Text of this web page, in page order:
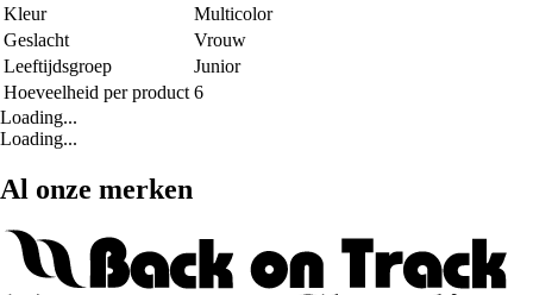
Kleur
Multicolor
Geslacht
Vrouw
Leeftijdsgroep
Junior
Hoeveelheid per product 6
Loading...
Loading...
Al onze merken